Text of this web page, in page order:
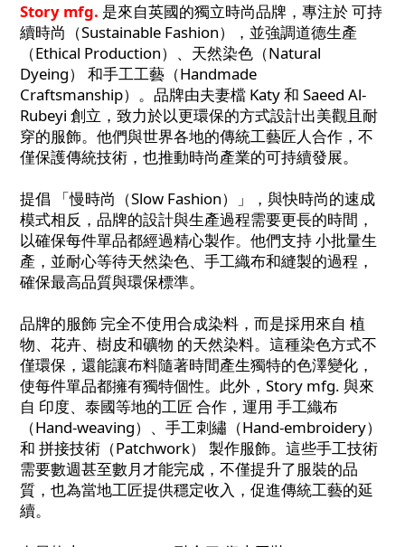
Story mfg. 是來自英國的獨立時尚品牌，專注於 可持
續時尚（Sustainable Fashion），並強調道德生產
（Ethical Production）、天然染色（Natural
Dyeing） 和手工工藝（Handmade
Craftsmanship）。品牌由夫妻檔 Katy 和 Saeed Al-
Rubeyi 創立，致力於以更環保的方式設計出美觀且耐
穿的服飾。他們與世界各地的傳統工藝匠人合作，不
僅保護傳統技術，也推動時尚產業的可持續發展。
提倡 「慢時尚（Slow Fashion）」，與快時尚的速成
模式相反，品牌的設計與生產過程需要更長的時間，
以確保每件單品都經過精心製作。他們支持 小批量生
產，並耐心等待天然染色、手工織布和縫製的過程，
確保最高品質與環保標準。
品牌的服飾 完全不使用合成染料，而是採用來自 植
物、花卉、樹皮和礦物 的天然染料。這種染色方式不
僅環保，還能讓布料隨著時間產生獨特的色澤變化，
使每件單品都擁有獨特個性。此外，Story mfg. 與來
自 印度、泰國等地的工匠 合作，運用 手工織布
（Hand-weaving）、手工刺繡（Hand-embroidery）
和 拼接技術（Patchwork） 製作服飾。這些手工技術
需要數週甚至數月才能完成，不僅提升了服裝的品
質，也為當地工匠提供穩定收入，促進傳統工藝的延
續。